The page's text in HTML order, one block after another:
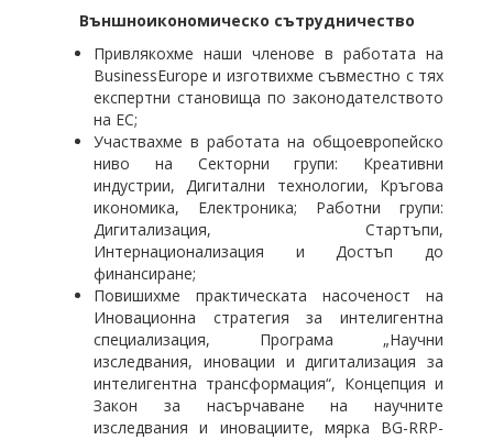
Външноикономическо сътрудничество
Привлякохме наши членове в работата на
BusinessEurope и изготвихме съвместно с тях
експертни становища по законодателството
на ЕС;
Участвахме в работата на общоевропейско
ниво на Секторни групи: Креативни
индустрии, Дигитални технологии, Кръгова
икономика, Електроника; Работни групи:
Дигитализация, Стартъпи,
Интернационализация и Достъп до
финансиране;
Повишихме практическата насоченост на
Иновационна стратегия за интелигентна
специализация, Програма „Научни
изследвания, иновации и дигитализация за
интелигентна трансформация“, Концепция и
Закон за насърчаване на научните
изследвания и иновациите, мярка BG-RRP-